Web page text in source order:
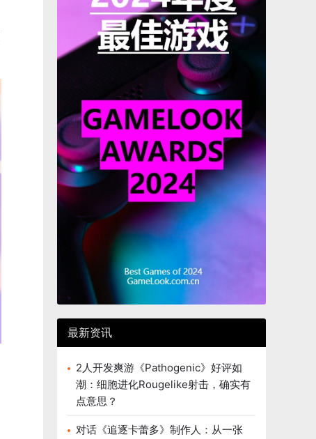
最新资讯
2人开发爽游《Pathogenic》好评如
潮：细胞进化Rougelike射击，确实有
点意思？
对话《追逐卡蕾多》制作人：从一张